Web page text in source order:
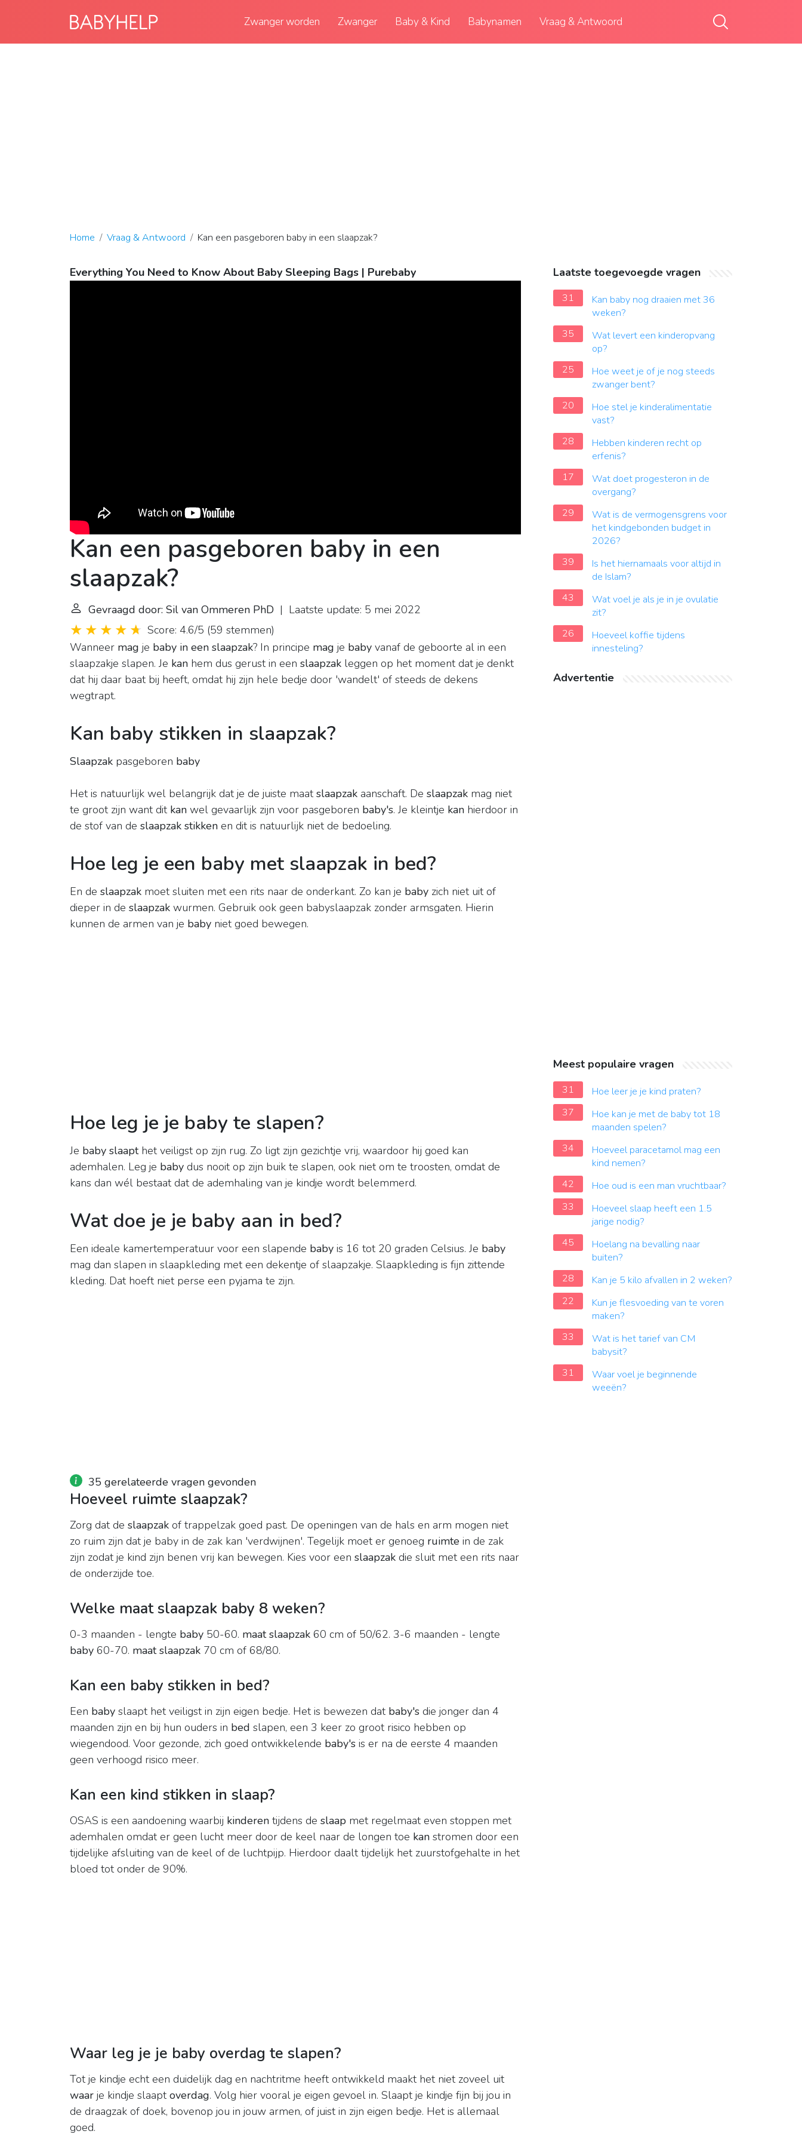
Zwanger worden Zwanger Baby & Kind Babynamen Vraag & Antwoord
Home Vraag & Antwoord Kan een pasgeboren baby in een slaapzak?
Everything You Need to Know About Baby Sleeping Bags | Purebaby
Kan een pasgeboren baby in een
slaapzak?
Gevraagd door: Sil van Ommeren PhD | Laatste update: 5 mei 2022
Score: 4.6/5 (59 stemmen)
Wanneer mag je baby in een slaapzak? In principe mag je baby vanaf de geboorte al in een
slaapzakje slapen. Je kan hem dus gerust in een slaapzak leggen op het moment dat je denkt
dat hij daar baat bij heeft, omdat hij zijn hele bedje door 'wandelt' of steeds de dekens
wegtrapt.
Kan baby stikken in slaapzak?
Slaapzak pasgeboren baby
Het is natuurlijk wel belangrijk dat je de juiste maatslaapzak aanschaft. De slaapzak mag niet
te groot zijn want dit kan wel gevaarlijk zijn voor pasgeboren baby's. Je kleintje kan hierdoor in
de stof van de slaapzak stikken en dit is natuurlijk niet de bedoeling.
Hoe leg je een baby met slaapzak in bed?
En de slaapzak moet sluiten met een rits naar de onderkant. Zo kan je baby zich niet uit of
dieper in de slaapzak wurmen. Gebruik ook geen babyslaapzak zonder armsgaten. Hierin
kunnen de armen van je baby niet goed bewegen.
Hoe leg je je baby te slapen?
Je baby slaapthet veiligst op zijn rug. Zo ligt zijn gezichtje vrij, waardoor hij goed kan
ademhalen. Leg je baby dus nooit op zijn buik te slapen, ook niet om te troosten, omdat de
kans dan wél bestaat dat de ademhaling van je kindje wordt belemmerd.
Wat doe je je baby aan in bed?
Een ideale kamertemperatuur voor een slapende baby is 16 tot 20 graden Celsius. Je baby
mag dan slapen in slaapkleding met een dekentje of slaapzakje. Slaapkleding is fijn zittende
kleding. Dat hoeft niet perse een pyjama te zijn.
35 gerelateerde vragen gevonden
Hoeveel ruimte slaapzak?
Zorg dat de slaapzak of trappelzak goed past. De openingen van de hals en arm mogen niet
zo ruim zijn dat je baby in de zak kan 'verdwijnen'. Tegelijk moet er genoeg ruimte in de zak
zijn zodat je kind zijn benen vrij kan bewegen. Kies voor een slaapzak die sluit met een rits naar
de onderzijde toe.
Welke maat slaapzak baby 8 weken?
0-3 maanden - lengte baby 50-60. maat slaapzak 60 cm of 50/62. 3-6 maanden - lengte
baby 60-70. maat slaapzak 70 cm of 68/80.
Kan een baby stikken in bed?
Een baby slaapt het veiligst in zijn eigen bedje. Het is bewezen dat baby's die jonger dan 4
maanden zijn en bij hun ouders in bed slapen, een 3 keer zo groot risico hebben op
wiegendood. Voor gezonde, zich goed ontwikkelende baby's is er na de eerste 4 maanden
geen verhoogd risico meer.
Kan een kind stikken in slaap?
OSAS is een aandoening waarbij kinderen tijdens de slaap met regelmaat even stoppen met
ademhalen omdat er geen lucht meer door de keel naar de longen toe kan stromen door een
tijdelijke afsluiting van de keel of de luchtpijp. Hierdoor daalt tijdelijk het zuurstofgehalte in het
bloed tot onder de 90%.
Waar leg je je baby overdag te slapen?
Tot je kindje echt een duidelijk dag en nachtritme heeft ontwikkeld maakt het niet zoveel uit
waar je kindje slaaptoverdag. Volg hier vooral je eigen gevoel in. Slaapt je kindje fijn bij jou in
de draagzak of doek, bovenop jou in jouw armen, of juist in zijn eigen bedje. Het is allemaal
goed.
Laatste toegevoegde vragen
31
Kan baby nog draaien met 36
weken?
35
Wat levert een kinderopvang
op?
25
Hoe weet je of je nog steeds
zwanger bent?
20
Hoe stel je kinderalimentatie
vast?
28
Hebben kinderen recht op
erfenis?
17
Wat doet progesteron in de
overgang?
29
Wat is de vermogensgrens voor
het kindgebonden budget in
2026?
39
Is het hiernamaals voor altijd in
de Islam?
43
Wat voel je als je in je ovulatie
zit?
26
Hoeveel koffie tijdens
innesteling?
Advertentie
Meest populaire vragen
31
Hoe leer je je kind praten?
37
Hoe kan je met de baby tot 18
maanden spelen?
34
Hoeveel paracetamol mag een
kind nemen?
42
Hoe oud is een man vruchtbaar?
33
Hoeveel slaap heeft een 1.5
jarige nodig?
45
Hoelang na bevalling naar
buiten?
28
Kan je 5 kilo afvallen in 2 weken?
22
Kun je flesvoeding van te voren
maken?
33
Wat is het tarief van CM
babysit?
31
Waar voel je beginnende
weeën?